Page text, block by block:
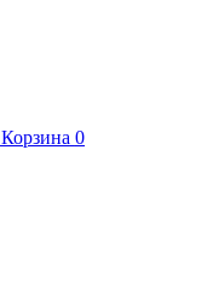
Корзина 0